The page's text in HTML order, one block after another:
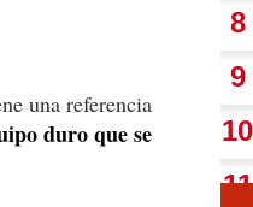
una referencia
duro que se